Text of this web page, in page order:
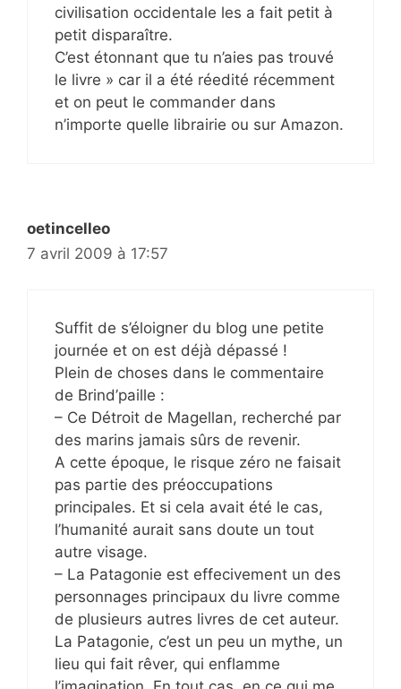
civilisation occidentale les a fait petit à
petit disparaître.
C’est étonnant que tu n’aies pas trouvé
le livre » car il a été réedité récemment
et on peut le commander dans
n’importe quelle librairie ou sur Amazon.
oetincelleo
7 avril 2009 à 17:57
Suffit de s’éloigner du blog une petite
journée et on est déjà dépassé !
Plein de choses dans le commentaire
de Brind’paille :
– Ce Détroit de Magellan, recherché par
des marins jamais sûrs de revenir.
A cette époque, le risque zéro ne faisait
pas partie des préoccupations
principales. Et si cela avait été le cas,
l’humanité aurait sans doute un tout
autre visage.
– La Patagonie est effecivement un des
personnages principaux du livre comme
de plusieurs autres livres de cet auteur.
La Patagonie, c’est un peu un mythe, un
lieu qui fait rêver, qui enflamme